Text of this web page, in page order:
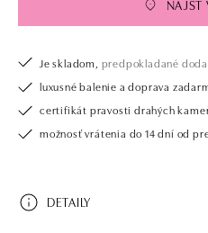
NÁJSŤ
Je skladom, predpokladané
luxusné balenie a doprava
certifikát pravosti drahých
možnosť vrátenia do 14 dní od
DETAILY